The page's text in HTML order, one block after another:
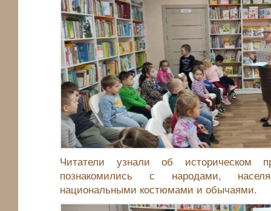
Читатели узнали об историческом
познакомились с народами,
национальными костюмами и обычаями.